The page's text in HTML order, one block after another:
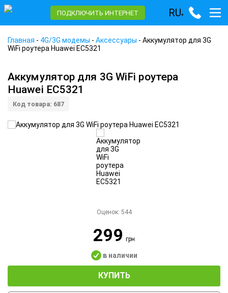
ПОДКЛЮЧИТЬ ИНТЕРНЕТ RU▾
Главная - 4G/3G модемы - Аксессуары - Аккумулятор для 3G
WiFi роутера Huawei EC5321
Аккумулятор для 3G WiFi роутера
Huawei EC5321
Код товара: 687
Оценок: 544
299грн
в наличии
КУПИТЬ